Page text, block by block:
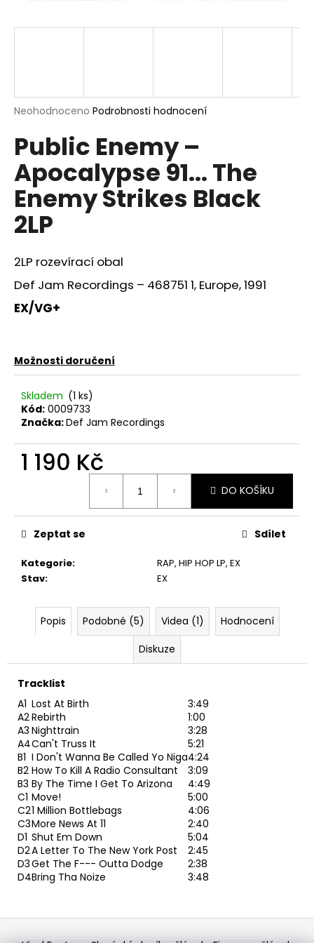
Průměrné
produktu
je
0,0
z
5
hvězdiček.
Neohodnoceno Podrobnosti hodnocení
Public Enemy –
Apocalypse 91... The
Enemy Strikes Black
2LP
2LP rozevírací obal
Def Jam Recordings ‎– 468751 1, Europe, 1991
EX/VG+
Možnosti doručení
Skladem (1 ks)
Kód: 0009733
Značka:Def Jam Recordings
1 190 Kč
DO KOŠÍKU
Kategorie: RAP, HIP HOP LP, EX
Stav: EX
Zeptat se Sdílet
Popis Podobné (5) Videa (1)
Hodnocení
Diskuze
Tracklist
A1 Lost At Birth
3:49
A2Rebirth
1:00
A3 Nighttrain
3:28
A4Can't Truss It
5:21
B1 I Don't Wanna Be Called Yo Niga4:24
B2 How To Kill A Radio Consultant
3:09
B3 By The Time I Get To Arizona
4:49
C1 Move!
5:00
C21 Million Bottlebags
4:06
C3More News At 11
2:40
D1 Shut Em Down
5:04
D2A Letter To The New York Post
2:45
D3Get The F--- Outta Dodge
2:38
D4Bring Tha Noize 3:48
j
?
D
o
p
o
r
u
č
e
m
e
KRATOCHVÍLOVÁ
JANA
450
Původně:
Kč
Z